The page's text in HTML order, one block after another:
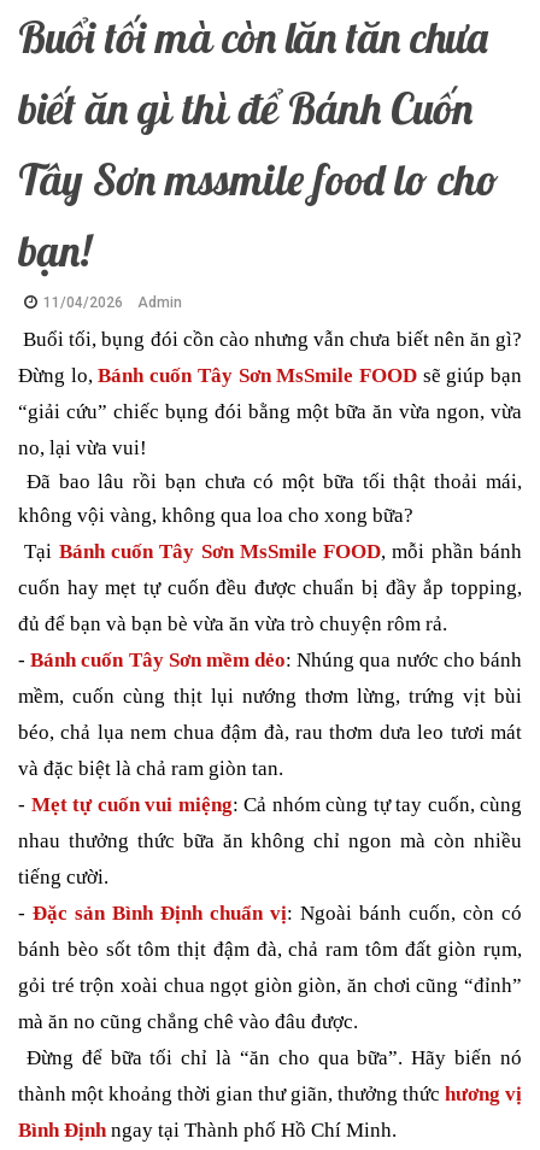
Buổi tối mà còn lăn tăn chưa
biết ăn gì thì để Bánh Cuốn
Tây Sơn mssmile food lo cho
bạn!
11/04/2026 Admin
Buổi tối, bụng đói cồn cào nhưng vẫn chưa biết nên ăn gì?
Đừng lo,Bánh cuốn Tây Sơn MsSmile FOODsẽ giúp bạn
“giải cứu” chiếc bụng đói bằng một bữa ăn vừa ngon, vừa
no, lại vừa vui!
Đã bao lâu rồi bạn chưa có một bữa tối thật thoải mái,
không vội vàng, không qua loa cho xong bữa?
Tại Bánh cuốn Tây Sơn MsSmile FOOD, mỗi phần bánh
cuốn hay mẹt tự cuốn đều được chuẩn bị đầy ắp topping,
đủ để bạn và bạn bè vừa ăn vừa trò chuyện rôm rả.
-Bánh cuốn Tây Sơn mềm dẻo: Nhúng qua nước cho bánh
mềm, cuốn cùng thịt lụi nướng thơm lừng, trứng vịt bùi
béo, chả lụa nem chua đậm đà, rau thơm dưa leo tươi mát
và đặc biệt là chả ram giòn tan.
- Mẹt tự cuốn vui miệng: Cả nhóm cùng tự tay cuốn, cùng
nhau thưởng thức bữa ăn không chỉ ngon mà còn nhiều
tiếng cười.
- Đặc sản Bình Định chuẩn vị: Ngoài bánh cuốn, còn có
bánh bèo sốt tôm thịt đậm đà, chả ram tôm đất giòn rụm,
gỏi tré trộn xoài chua ngọt giòn giòn, ăn chơi cũng “đỉnh”
mà ăn no cũng chẳng chê vào đâu được.
Đừng để bữa tối chỉ là “ăn cho qua bữa”. Hãy biến nó
thành một khoảng thời gian thư giãn, thưởng thức hương vị
Bình Địnhngay tại Thành phố Hồ Chí Minh.